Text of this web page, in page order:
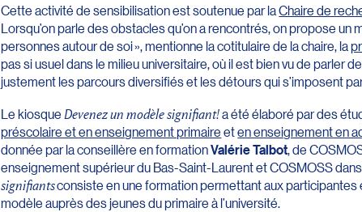
Cette activité de sensibilisation est soutenue par laChaire de
Lorsqu’on parle des obstacles qu’on a rencontrés, on propose
personnes autour de soi », mentionne la cotitulaire de la chaire, la
pas si usuel dans le milieu universitaire, où il est bien vu de parler
justement les parcours diversifiés et les détours qui s’imposent
Le kiosque Devenez un modèle signifiant!a été élaboré par des
préscolaire et en enseignement primaireeten enseignement en
donnée par la conseillère en formationValérie Talbot, de
enseignement supérieur du Bas-Saint-Laurent et COSMOSS
signifiantsconsiste en une formation permettant aux
modèle auprès des jeunes du primaire à l’université.